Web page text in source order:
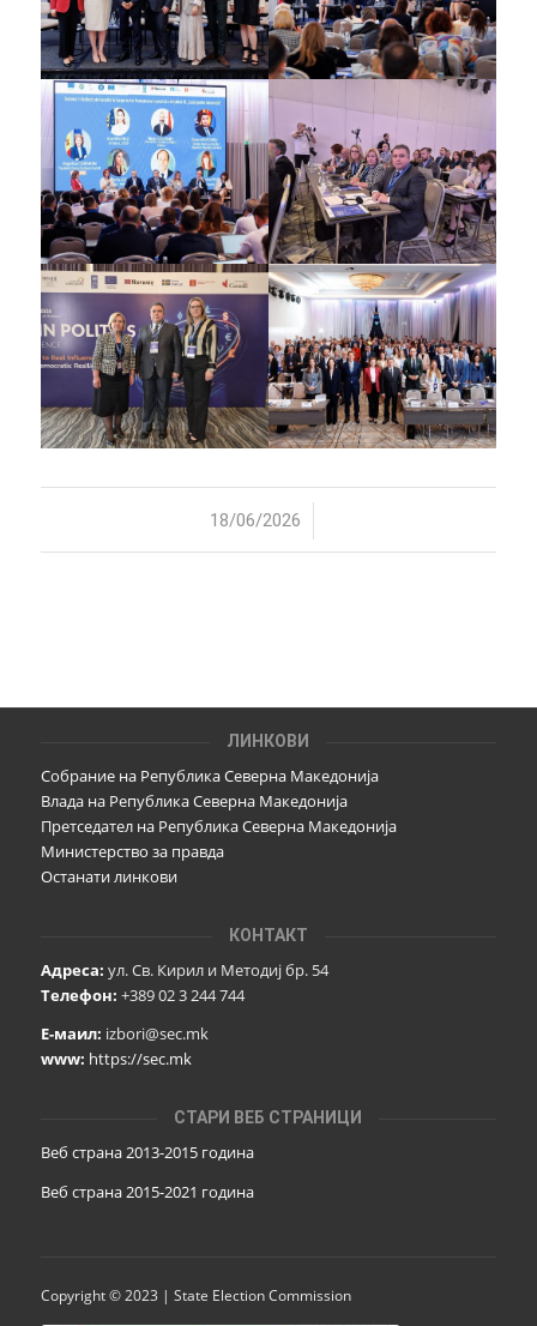
18/06/2026
/
ЛИНКОВИ
Собрание на Република Северна Македонија
Влада на Република Северна Македонија
Претседател на Република Северна Македонија
Министерство за правда
Останати линкови
КОНТАКТ
Адреса: ул. Св. Кирил и Методиј бр. 54
Телефон: +389 02 3 244 744
Е-маил: izbori@sec.mk
www: https://sec.mk
СТАРИ ВЕБ СТРАНИЦИ
Веб страна 2013-2015 година
Веб страна 2015-2021 година
Copyright © 2023 | State Election Commission